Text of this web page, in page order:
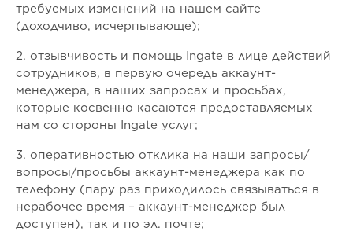
требуемых изменений на нашем сайте
(доходчиво, исчерпывающе);
2. отзывчивость и помощь Ingate в лице действий
сотрудников, в первую очередь аккаунт-
менеджера, в наших запросах и просьбах,
которые косвенно касаются предоставляемых
нам со стороны Ingate услуг;
3. оперативностью отклика на наши запросы/
вопросы/просьбы аккаунт-менеджера как по
телефону (пару раз приходилось связываться в
нерабочее время – аккаунт-менеджер был
доступен), так и по эл. почте;